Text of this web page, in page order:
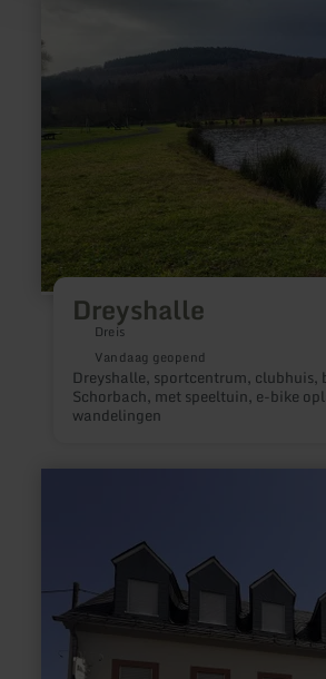
Dreyshalle
Dreis
Vandaag geopend
Dreyshalle, sportcentrum, clubhuis,
Schorbach, met speeltuin, e-bike
wandelingen
Ladestation
Alten
Backhaus
Bleialf